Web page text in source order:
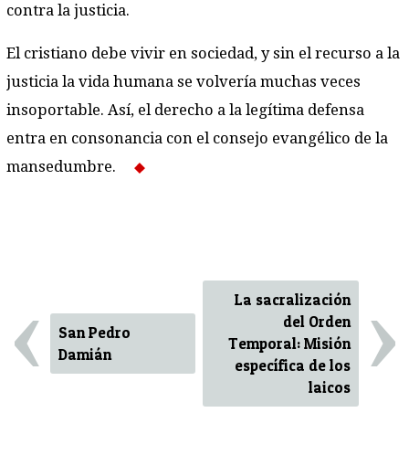
contra la justicia.
El cristiano debe vivir en sociedad, y sin el recurso a la
justicia la vida humana se volvería muchas veces
insoportable. Así, el derecho a la legítima defensa
entra en consonancia con el consejo evangélico de la
mansedumbre.
‹
San Pedro
Damián
La sacralización
del Orden
Temporal: Misión
específica de los
laicos
›